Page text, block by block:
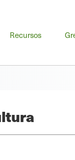
Recursos